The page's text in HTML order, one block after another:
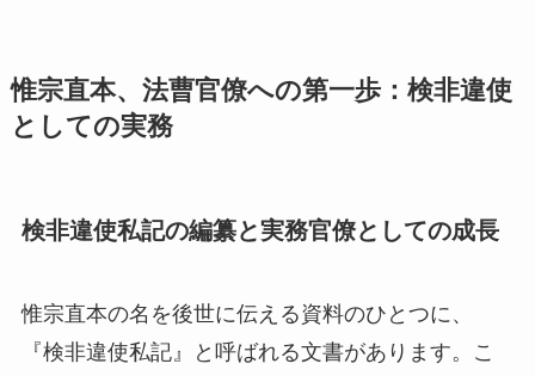
惟宗直本、法曹官僚への第一歩：検非違使
としての実務
検非違使私記の編纂と実務官僚としての成長
惟宗直本の名を後世に伝える資料のひとつに、
『検非違使私記』と呼ばれる文書があります。こ